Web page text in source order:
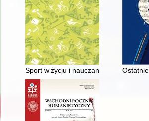
Sport w życiu i nauczaniu św. Jana